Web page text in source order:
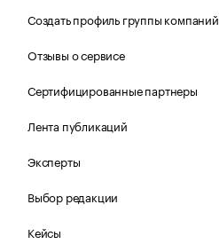
Создать профиль группы компаний
Отзывы о сервисе
Сертифицированные партнеры
Лента публикаций
Эксперты
Выбор редакции
Кейсы